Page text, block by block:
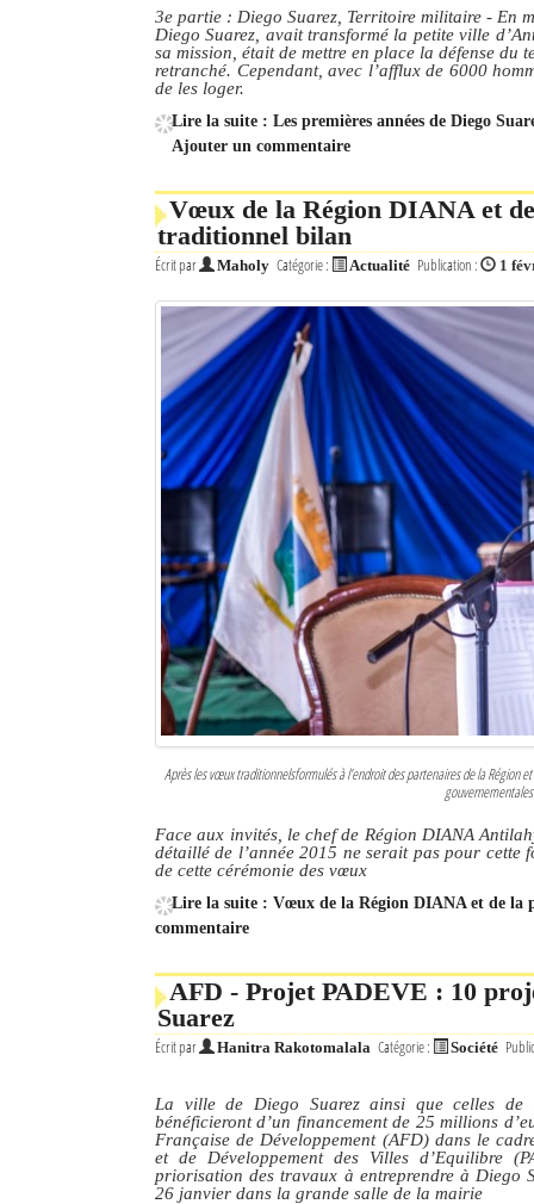
Les Petites Annonces
La Tribune de Diego en PDF
Connexion
Identifiant oublié ?
Mot de passe oublié ?
3e partie : Diego Suarez, Territoire militaire - En
Diego Suarez, avait transformé la petite ville
sa mission, était de mettre en place la défense du
retranché. Cependant, avec l’afflux de 6000
de les loger.
Lire la suite : Les premières années de Diego
Ajouter un commentaire
Vœux de la Région DIANA et
traditionnel bilan
Écrit par Maholy Catégorie : Actualité Publication : 1
Après les vœux traditionnelsformulés à l’endroit des partenaires de la Région
Face aux invités, le chef de Région DIANA
détaillé de l’année 2015 ne serait pas pour cette
de cette cérémonie des vœux
Lire la suite : Vœux de la Région DIANA et de la
commentaire
AFD - Projet PADEVE : 10
Suarez
Écrit par Hanitra Rakotomalala Catégorie : Société
La ville de Diego Suarez ainsi que celles de
bénéficieront d’un financement de 25 millions
Française de Développement (AFD) dans le
et de Développement des Villes d’Equilibre
priorisation des travaux à entreprendre à Diego
26 janvier dans la grande salle de la mairie